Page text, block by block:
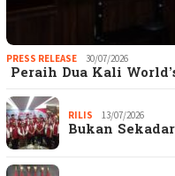
PRESS RELEASE 30/07/2026
Peraih Dua Kali
RILIS 13/07/2026
Bukan